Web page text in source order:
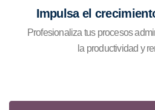
Impulsa el
Profesionaliza tus procesos
la productividad y